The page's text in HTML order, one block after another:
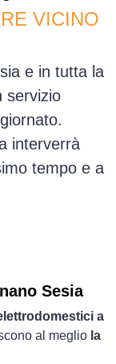
VICINO
e in tutta la
servizio
interverrà
tempo e a
Sesia
a
al meglio la